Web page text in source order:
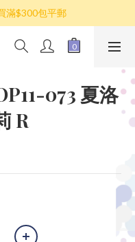
$800包順豐(香港境內)
滿$300包平郵
選擇以順豐到付發貨
073 夏洛
R